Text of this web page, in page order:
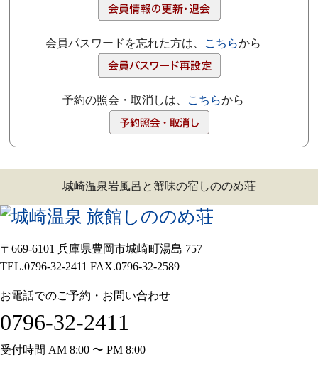
会員パスワードを忘れた方は、 こちらから
予約の照会・取消しは、 こちらから
城崎温泉岩風呂と蟹味の宿しののめ荘
〒669-6101 兵庫県豊岡市城崎町湯島 757
TEL.0796-32-2411 FAX.0796-32-2589
お電話でのご予約・お問い合わせ
0796-32-2411
受付時間 AM 8:00 〜 PM 8:00